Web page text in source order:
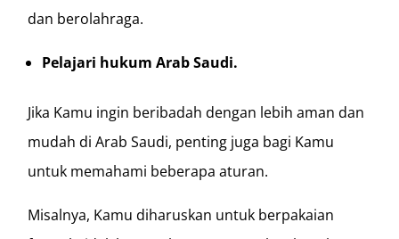
dan berolahraga.
Pelajari hukum Arab Saudi.
Jika Kamu ingin beribadah dengan lebih aman dan
mudah di Arab Saudi, penting juga bagi Kamu
untuk memahami beberapa aturan.
Misalnya, Kamu diharuskan untuk berpakaian